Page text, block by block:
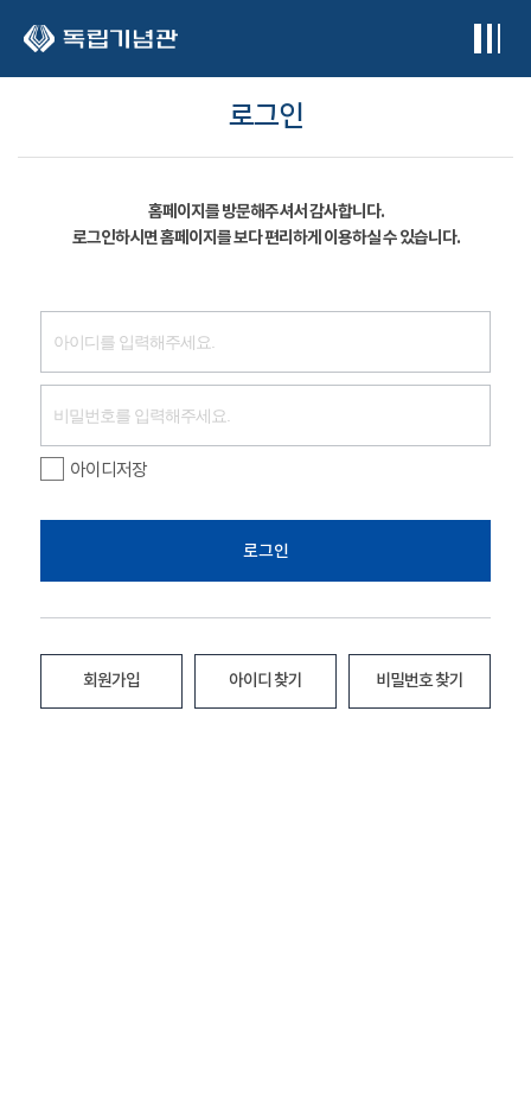
로그인
홈페이지를 방문해주셔서 감사합니다.
로그인하시면 홈페이지를 보다 편리하게 이용하실 수 있습니다.
아이디저장
로그인
회원가입 아이디 찾기 비밀번호 찾기